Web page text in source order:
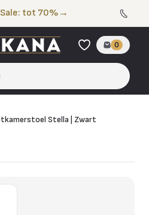
tot 70% →
0
Stella | Zwart